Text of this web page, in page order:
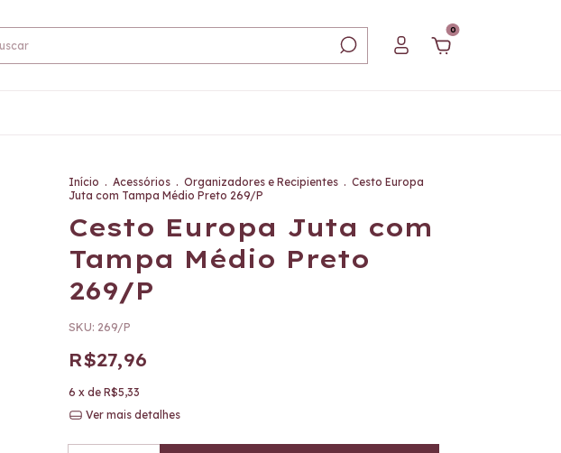
0
Início . Acessórios . Organizadores e Recipientes . Cesto Europa
Juta com Tampa Médio Preto 269/P
Cesto Europa Juta com
Tampa Médio Preto
269/P
SKU: 269/P
R$27,96
6 x de R$5,33
Ver mais detalhes